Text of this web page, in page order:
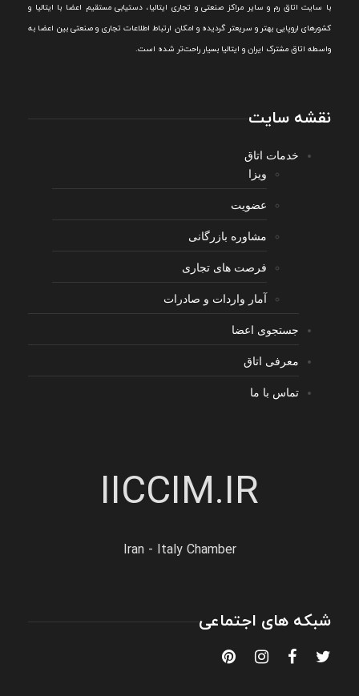
با سايت اتاق رم و ساير مراکز صنعتی و تجاری ايتاليا، دستيابی مستقيم اعضا با ايتاليا و
کشورهای اروپایی بهتر و سريعتر گرديده و امکان ارتباط اطلاعات تجاری و صنعتی بين اعضا به
واسطه اتاق مشترک ایران و ایتالیا بسیار راحت‌تر شده است.
نقشه سایت
خدمات اتاق
ویزا
عضویت
مشاوره بازرگانی
فرصت های تجاری
آمار واردات و صادرات
جستجوی اعضا
معرفی اتاق
تماس با ما
IICCIM.IR
Iran - Italy Chamber
شبکه های اجتماعی